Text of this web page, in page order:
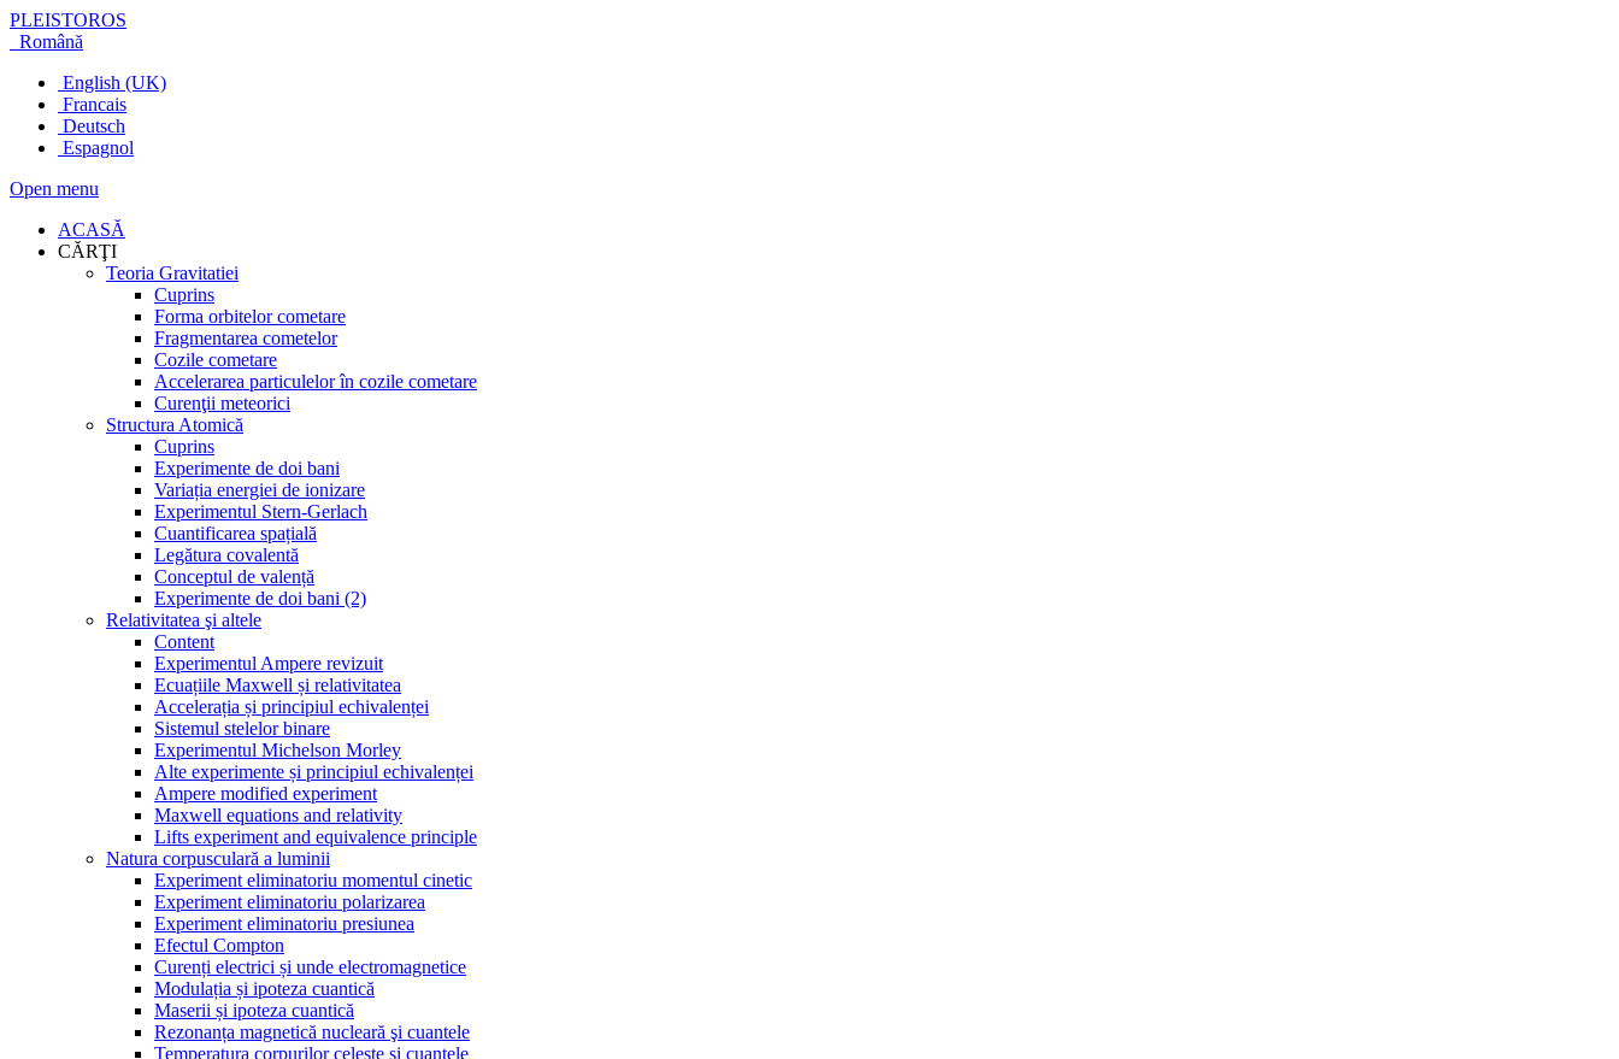
PLEISTOROS
Română
English (UK)
Francais
Deutsch
Espagnol
Open menu
ACASĂ
CĂRŢI
Teoria Gravitatiei
Cuprins
Forma orbitelor cometare
Fragmentarea cometelor
Cozile cometare
Accelerarea particulelor în cozile cometare
Curenţii meteorici
Structura Atomică
Cuprins
Experimente de doi bani
Variația energiei de ionizare
Experimentul Stern-Gerlach
Cuantificarea spațială
Legătura covalentă
Conceptul de valență
Experimente de doi bani (2)
Relativitatea şi altele
Content
Experimentul Ampere revizuit
Ecuațiile Maxwell și relativitatea
Accelerația și principiul echivalenței
Sistemul stelelor binare
Experimentul Michelson Morley
Alte experimente și principiul echivalenței
Ampere modified experiment
Maxwell equations and relativity
Lifts experiment and equivalence principle
Natura corpusculară a luminii
Experiment eliminatoriu momentul cinetic
Experiment eliminatoriu polarizarea
Experiment eliminatoriu presiunea
Efectul Compton
Curenți electrici și unde electromagnetice
Modulația și ipoteza cuantică
Maserii și ipoteza cuantică
Rezonanța magnetică nucleară şi cuantele
Temperatura corpurilor celeste și cuantele